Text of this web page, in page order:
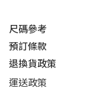
尺碼參考
預訂條款
退換貨政策​
運送政策​